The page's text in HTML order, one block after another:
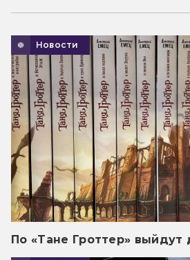
Новости
По «Тане Гроттер» выйдут